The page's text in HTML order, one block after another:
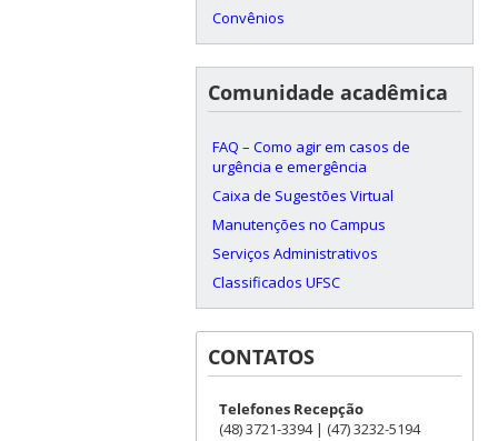
Convênios
Comunidade acadêmica
FAQ – Como agir em casos de
urgência e emergência
Caixa de Sugestões Virtual
Manutenções no Campus
Serviços Administrativos
Classificados UFSC
CONTATOS
Telefones Recepção
(48) 3721-3394 | (47) 3232-5194